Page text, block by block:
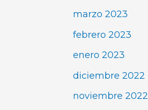
marzo 2023
febrero 2023
enero 2023
diciembre 2022
noviembre 2022